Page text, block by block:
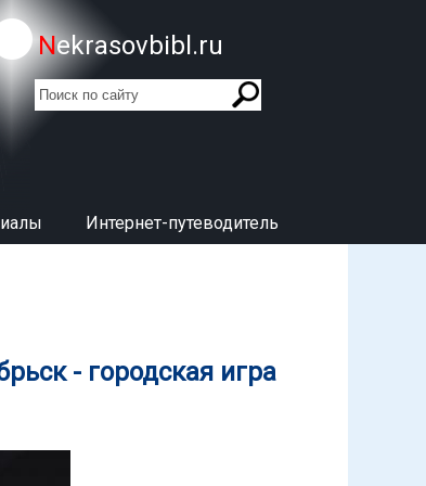
Nekrasovbibl.ru
Форма поиска
поиск
Интернет-путеводитель
- городская игра